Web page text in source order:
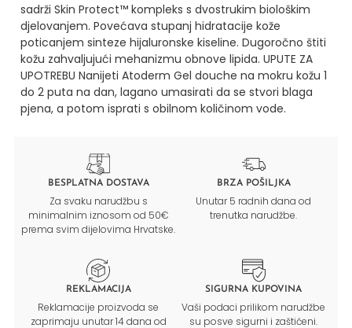
sadrži Skin Protect™ kompleks s dvostrukim biološkim
djelovanjem. Povećava stupanj hidratacije kože
poticanjem sinteze hijaluronske kiseline. Dugoročno štiti
kožu zahvaljujući mehanizmu obnove lipida. UPUTE ZA
UPOTREBU Nanijeti Atoderm Gel douche na mokru kožu 1
do 2 puta na dan, lagano umasirati da se stvori blaga
pjena, a potom isprati s obilnom količinom vode.
BESPLATNA DOSTAVA
Za svaku narudžbu s
minimalnim iznosom od 50€
prema svim dijelovima Hrvatske.
BRZA POŠILJKA
Unutar 5 radnih dana od
trenutka narudžbe.
REKLAMACIJA
Reklamacije proizvoda se
zaprimaju unutar 14 dana od
SIGURNA KUPOVINA
Vaši podaci prilikom narudžbe
su posve sigurni i zaštićeni.